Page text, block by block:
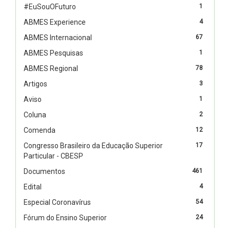
1
#EuSouOFuturo
4
ABMES Experience
67
ABMES Internacional
1
ABMES Pesquisas
78
ABMES Regional
3
Artigos
1
Aviso
2
Coluna
12
Comenda
17
Congresso Brasileiro da Educação Superior
Particular - CBESP
461
Documentos
4
Edital
54
Especial Coronavírus
24
Fórum do Ensino Superior